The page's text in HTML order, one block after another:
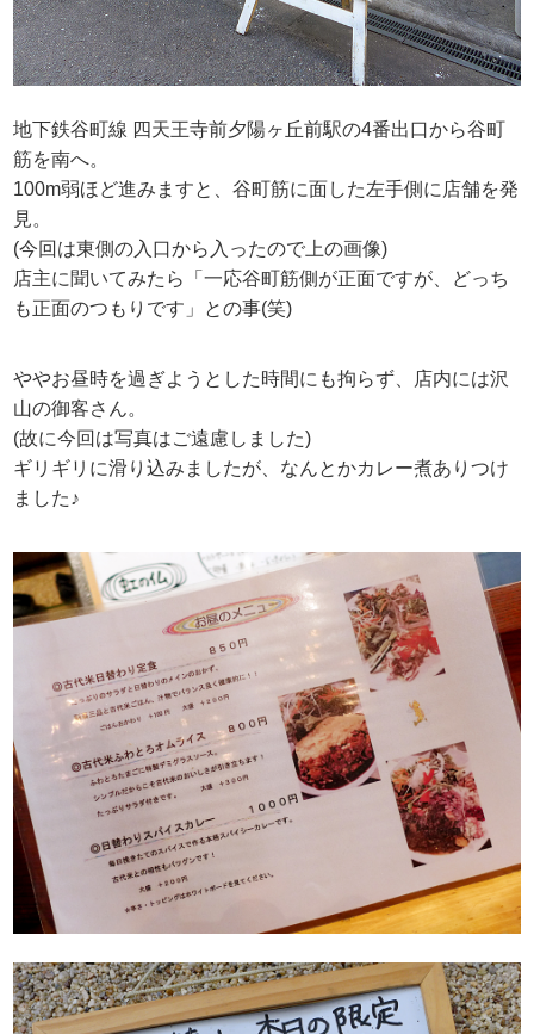
地下鉄谷町線 四天王寺前夕陽ヶ丘前駅の4番出口から谷町
筋を南へ。
100m弱ほど進みますと、谷町筋に面した左手側に店舗を発
見。
(今回は東側の入口から入ったので上の画像)
店主に聞いてみたら「一応谷町筋側が正面ですが、どっち
も正面のつもりです」との事(笑)
ややお昼時を過ぎようとした時間にも拘らず、店内には沢
山の御客さん。
(故に今回は写真はご遠慮しました)
ギリギリに滑り込みましたが、なんとかカレー煮ありつけ
ました♪